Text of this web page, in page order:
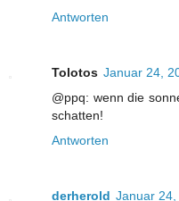
Antworten
Tolotos Januar 24,
@ppq: wenn die
schatten!
Antworten
derherold Januar 24,